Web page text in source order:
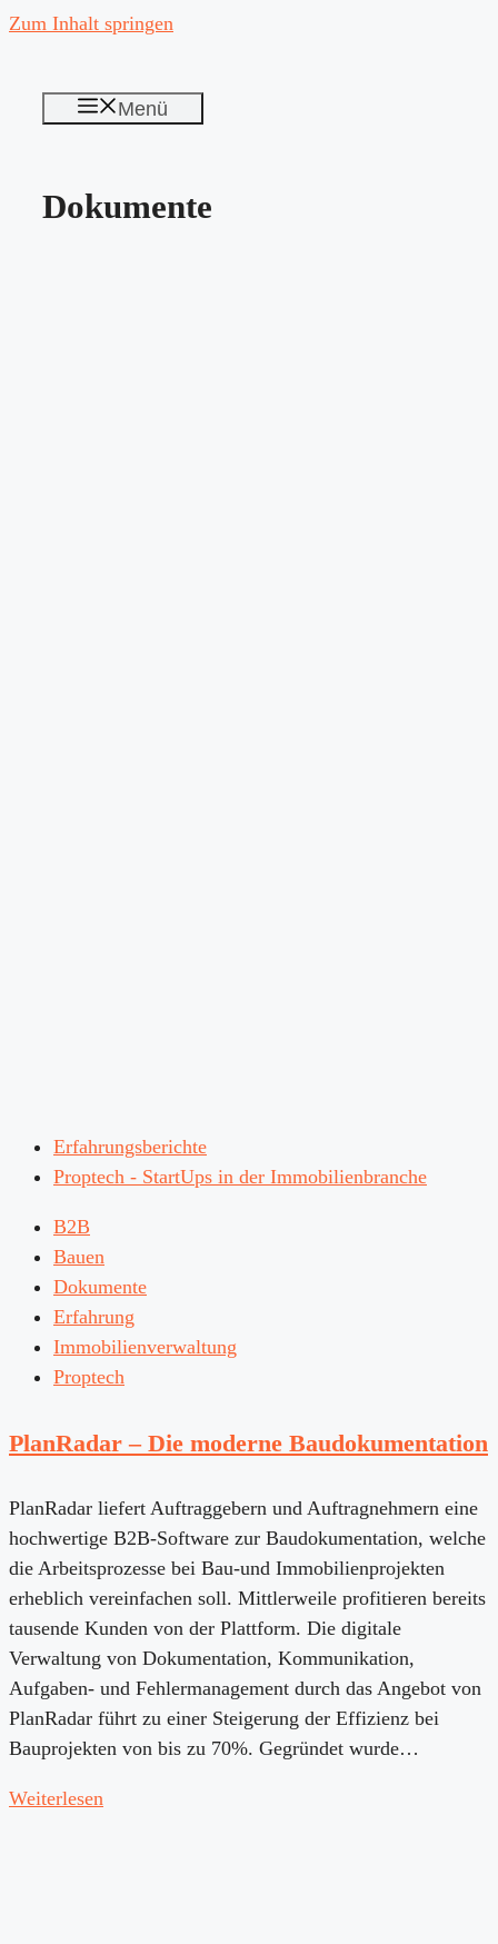
Zum Inhalt springen
Menü
Dokumente
Erfahrungsberichte
Proptech - StartUps in der Immobilienbranche
B2B
Bauen
Dokumente
Erfahrung
Immobilienverwaltung
Proptech
PlanRadar – Die moderne Baudokumentation
PlanRadar liefert Auftraggebern und Auftragnehmern eine
hochwertige B2B-Software zur Baudokumentation, welche
die Arbeitsprozesse bei Bau-und Immobilienprojekten
erheblich vereinfachen soll. Mittlerweile profitieren bereits
tausende Kunden von der Plattform. Die digitale
Verwaltung von Dokumentation, Kommunikation,
Aufgaben- und Fehlermanagement durch das Angebot von
PlanRadar führt zu einer Steigerung der Effizienz bei
Bauprojekten von bis zu 70%. Gegründet wurde…
Weiterlesen